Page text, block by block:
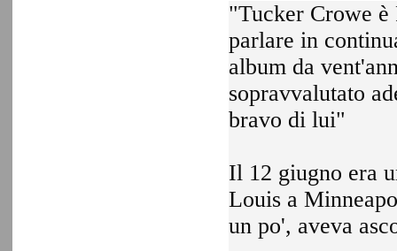
"Tucker Crowe è
parlare in
album da
sopravvalutato
bravo di lui"
Il 12 giugno era
Louis a
un po', aveva